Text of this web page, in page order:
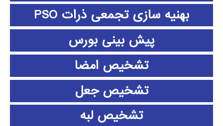
بهنیه سازی تجمعی ذرات PSO
پیش بینی بورس
تشخیص امضا
تشخیص جعل
تشخیص لبه